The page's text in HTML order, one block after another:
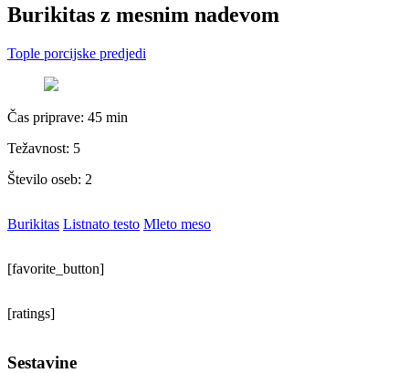
Burikitas z mesnim nadevom
Tople porcijske predjedi
Čas priprave: 45 min
Težavnost: 5
Število oseb: 2
Burikitas Listnato testo Mleto meso
[favorite_button]
[ratings]
Sestavine